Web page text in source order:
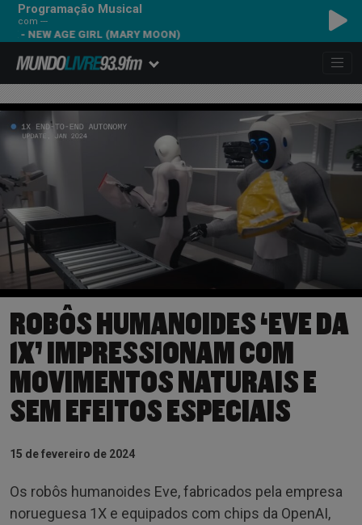
Programação Musical
com ---
AGE GIRL (MARY MOON)
ROBÔS HUMANOIDES ‘EVE DA
1X’ IMPRESSIONAM COM
MOVIMENTOS NATURAIS E
SEM EFEITOS ESPECIAIS
15 de fevereiro de 2024
Os robôs humanoides Eve, fabricados pela empresa
norueguesa 1X e equipados com chips da OpenAI,